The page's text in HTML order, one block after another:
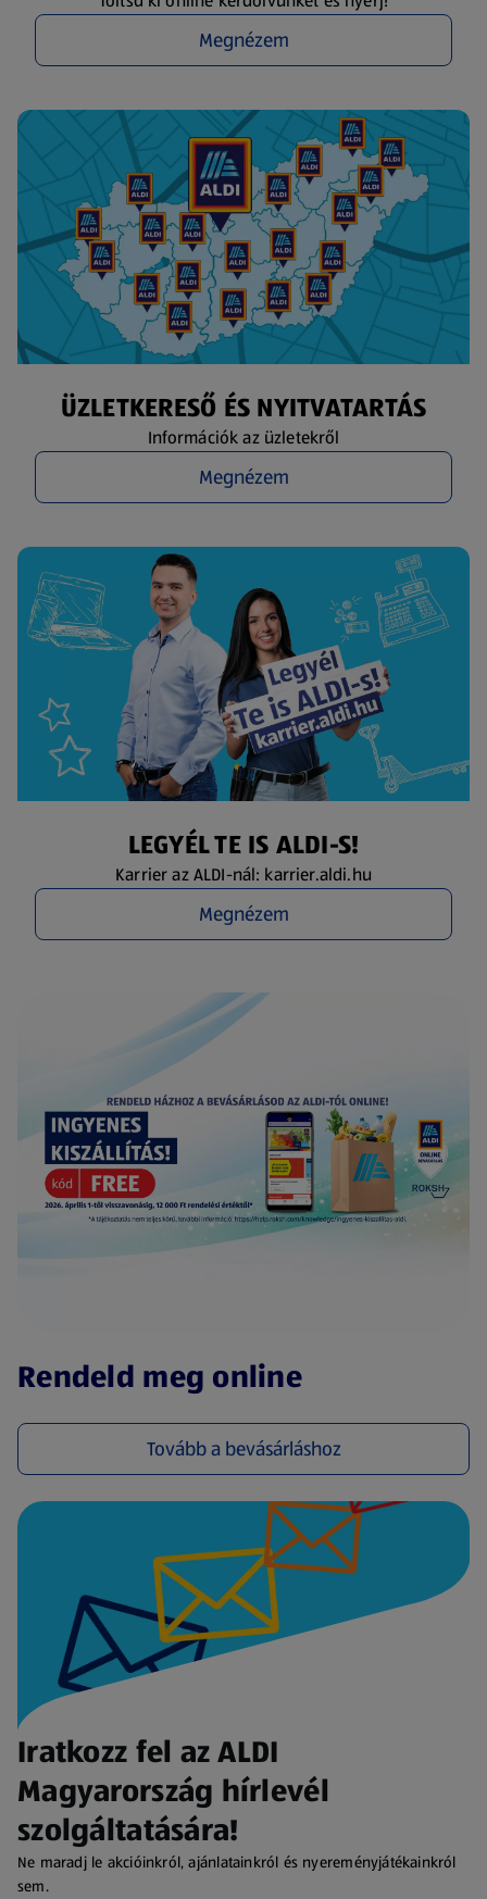
Megnézem
ÜZLETKERESŐ ÉS NYITVATARTÁS
Információk az üzletekről
Megnézem
LEGYÉL TE IS ALDI-S!
Karrier az ALDI-nál: karrier.aldi.hu
Megnézem
Rendeld meg online
Tovább a bevásárláshoz
(új oldalon nyílik meg)
Iratkozz fel az ALDI
Magyarország hírlevél
szolgáltatására!
Ne maradj le akcióinkról, ajánlatainkról és nyereményjátékainkról
sem.